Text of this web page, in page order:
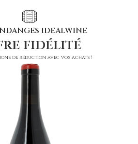
IDEALWINE
fidélité
de réduction avec vos achats !